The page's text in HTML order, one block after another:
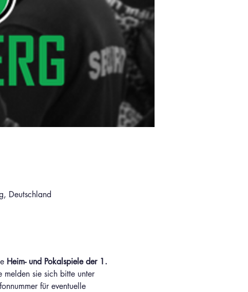
Deutschland
Heim- und Pokalspiele der 1.
melden sie sich bitte unter
für eventuelle